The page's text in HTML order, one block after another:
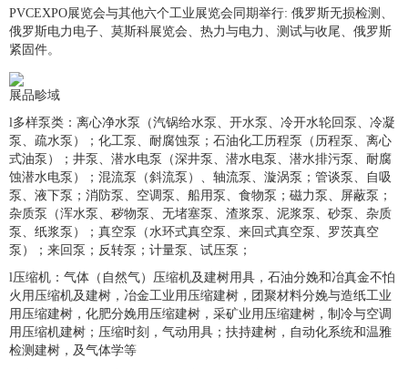
PVCEXPO展览会与其他六个工业展览会同期举行: 俄罗斯无损检测、
俄罗斯电力电子、莫斯科展览会、热力与电力、测试与收尾、俄罗斯
紧固件。
展品畛域
l多样泵类：离心净水泵（汽锅给水泵、开水泵、冷开水轮回泵、冷凝
泵、疏水泵）；化工泵、耐腐蚀泵；石油化工历程泵（历程泵、离心
式油泵）；井泵、潜水电泵（深井泵、潜水电泵、潜水排污泵、耐腐
蚀潜水电泵）；混流泵（斜流泵）、轴流泵、漩涡泵；管谈泵、自吸
泵、液下泵；消防泵、空调泵、船用泵、食物泵；磁力泵、屏蔽泵；
杂质泵（浑水泵、秽物泵、无堵塞泵、渣浆泵、泥浆泵、砂泵、杂质
泵、纸浆泵）；真空泵（水环式真空泵、来回式真空泵、罗茨真空
泵）；来回泵；反转泵；计量泵、试压泵；
l压缩机：气体（自然气）压缩机及建树用具，石油分娩和冶真金不怕
火用压缩机及建树，冶金工业用压缩建树，团聚材料分娩与造纸工业
用压缩建树，化肥分娩用压缩建树，采矿业用压缩建树，制冷与空调
用压缩机建树；压缩时刻，气动用具；扶持建树，自动化系统和温雅
检测建树，及气体学等